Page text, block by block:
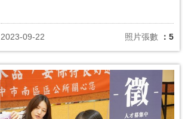
2023-09-22 照片張數 ：5